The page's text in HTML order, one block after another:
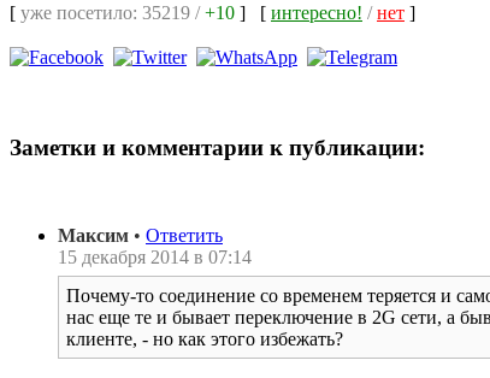
[ уже посетило: 35219 /+10 ] [ интересно! /нет ]
Заметки и комментарии к публикации:
Максим • Ответить
15 декабря 2014 в 07:14
Почему-то соединение со временем теряется и
нас еще те и бывает переключение в 2G сети, а
клиенте, - но как этого избежать?